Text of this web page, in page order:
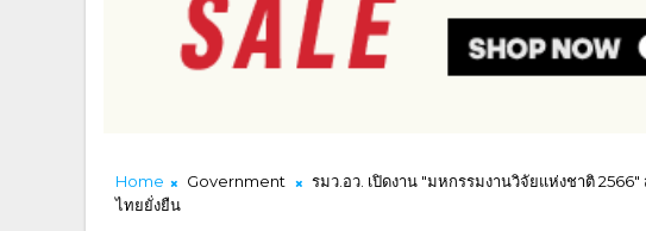
Home Government
รมว.อว. เปิดงาน "มหกรรมงานวิจัยแห่งชาติ
ไทยยั่งยืน